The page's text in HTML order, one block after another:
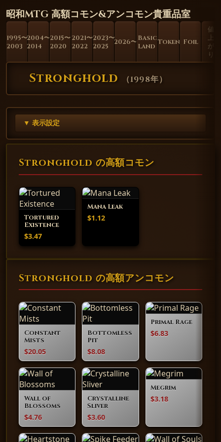
昭和MTG 高額コモン&アンコモン貴重品室
1995〜
2003
2004〜
2014
2015〜
2020
2021〜
2022
2023〜
2025
2026〜 Basic
Land Token Foil
値
上
が
り
Stronghold （1998年）
▼ 表示設定
Stronghold の高額コモン
Tortured
Existence
$3.47
Mana Leak
$1.12
Stronghold の高額アンコモン
Constant
Mists
$20.05
Bottomless
Pit
$8.08
Primal Rage
$6.83
Wall of
Blossoms
$4.76
Crystalline
Sliver
$3.60
Megrim
$3.18